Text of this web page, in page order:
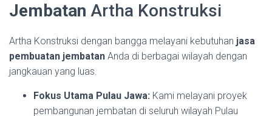
Jembatan Artha Konstruksi
Artha Konstruksi dengan bangga melayani kebutuhan jasa
pembuatan jembatan Anda di berbagai wilayah dengan
jangkauan yang luas.
Fokus Utama Pulau Jawa: Kami melayani proyek
pembangunan jembatan di seluruh wilayah Pulau